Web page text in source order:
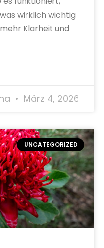
wirklich wichtig
Klarheit und
März 4, 2026
UNCATEGORIZED